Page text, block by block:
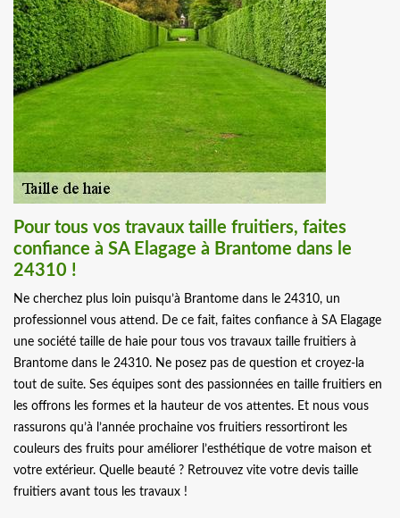
Pour tous vos travaux taille fruitiers, faites
confiance à SA Elagage à Brantome dans le
24310 !
Ne cherchez plus loin puisqu’à Brantome dans le 24310, un
professionnel vous attend. De ce fait, faites confiance à SA Elagage
une société taille de haie pour tous vos travaux taille fruitiers à
Brantome dans le 24310. Ne posez pas de question et croyez-la
tout de suite. Ses équipes sont des passionnées en taille fruitiers en
les offrons les formes et la hauteur de vos attentes. Et nous vous
rassurons qu’à l’année prochaine vos fruitiers ressortiront les
couleurs des fruits pour améliorer l’esthétique de votre maison et
votre extérieur. Quelle beauté ? Retrouvez vite votre devis taille
fruitiers avant tous les travaux !